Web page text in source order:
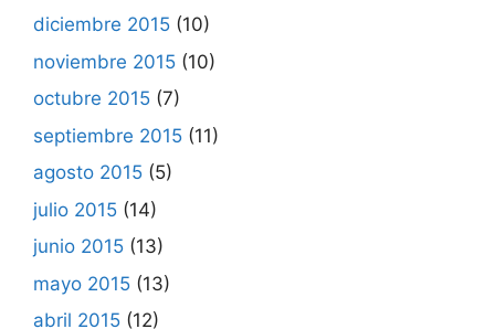
diciembre 2015 (10)
noviembre 2015 (10)
octubre 2015 (7)
septiembre 2015 (11)
agosto 2015 (5)
julio 2015 (14)
junio 2015 (13)
mayo 2015 (13)
abril 2015 (12)